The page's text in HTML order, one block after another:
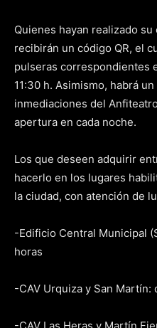
Quienes hayan realizado
recibirán un código QR, el
pulseras correspondientes
11:30 h. Asimismo, habrá
inmediaciones del
apertura en cada noche.
Los que deseen adquirir
hacerlo en los lugares
la ciudad, con atención de
-Edificio Central Municipal
horas
-CAV Urquiza y San Martín: